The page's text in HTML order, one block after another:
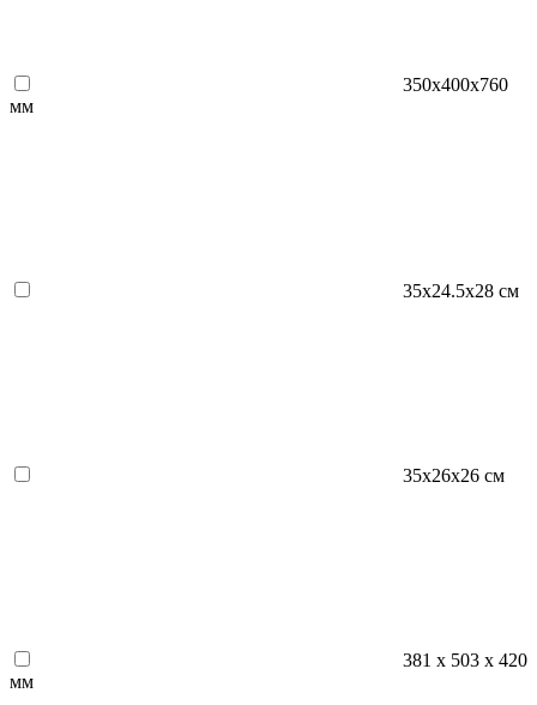
350x400x760
мм
35х24.5х28 см
35х26х26 см
381 x 503 x 420
мм